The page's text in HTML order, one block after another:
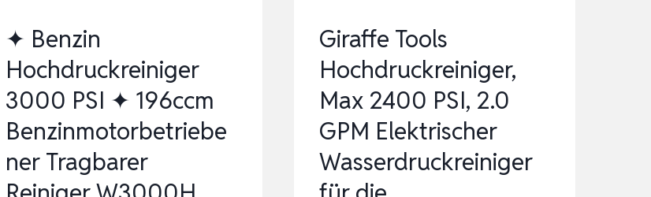
✦ Benzin
Hochdruckreiniger
3000 PSI ✦ 196ccm
Benzinmotorbetriebe
ner Tragbarer
Giraffe Tools
Hochdruckreiniger,
Max 2400 PSI, 2.0
GPM Elektrischer
Wasserdruckreiniger